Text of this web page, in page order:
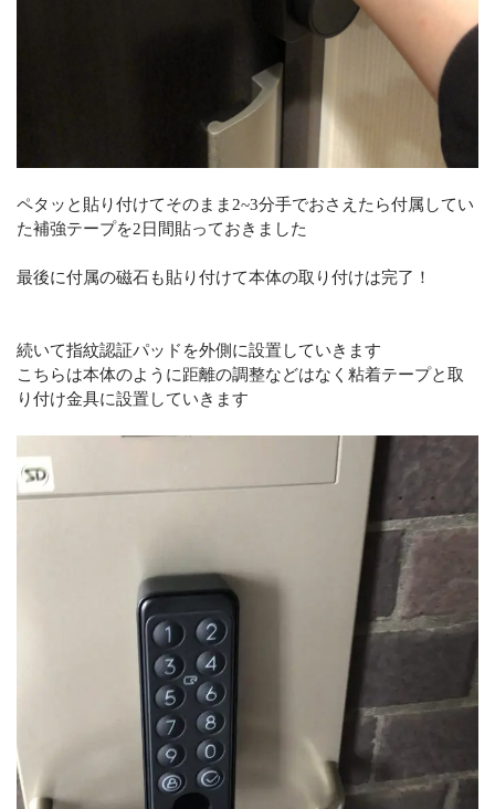
ペタッと貼り付けてそのまま2~3分手でおさえたら付属してい
た補強テープを2日間貼っておきました
最後に付属の磁石も貼り付けて本体の取り付けは完了！
続いて指紋認証パッドを外側に設置していきます
こちらは本体のように距離の調整などはなく粘着テープと取
り付け金具に設置していきます